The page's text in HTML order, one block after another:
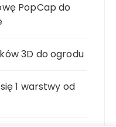
PopCap do
3D do ogrodu
1 warstwy od